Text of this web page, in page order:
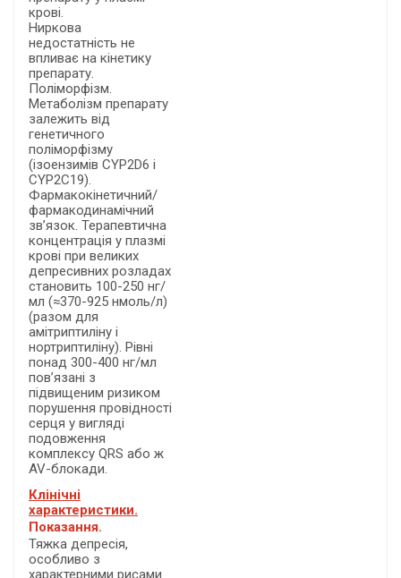
крові.
Ниркова
недостатність не
впливає на кінетику
препарату.
Поліморфізм.
Метаболізм препарату
залежить від
генетичного
поліморфізму
(ізоензимів CYP2D6 і
CYP2C19).
Фармакокінетичний/
фармакодинамічний
зв’язок. Терапевтична
концентрація у плазмі
крові при великих
депресивних розладах
становить 100-250 нг/
мл (≈370-925 нмоль/л)
(разом для
амітриптиліну і
нортриптиліну). Рівні
понад 300-400 нг/мл
пов’язані з
підвищеним ризиком
порушення провідності
серця у вигляді
подовження
комплексу QRS або ж
AV-блокади.
Клінічні
характеристики.
Показання.
Тяжка депресія,
особливо з
характерними рисами